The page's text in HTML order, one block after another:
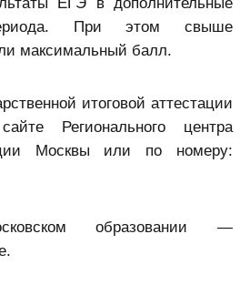
При этом свыше
максимальный балл.
итоговой аттестации
Регионального центра
Москвы или по номеру:
образовании —